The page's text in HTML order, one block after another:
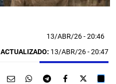
13/ABR/26- 20:46
ACTUALIZADO: 13/ABR/26 - 20:47